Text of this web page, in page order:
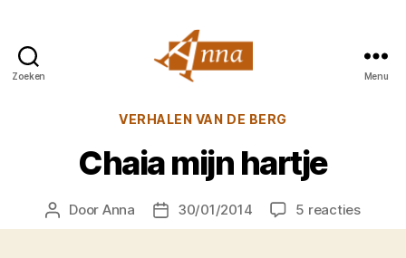
Zoeken
van
Menu
Categorieën
VERHALEN VAN DE BERG
Chaia mijn hartje
Berichtauteur
Door Anna Berichtdatum
30/01/2014 5 reactiesop
Chaia